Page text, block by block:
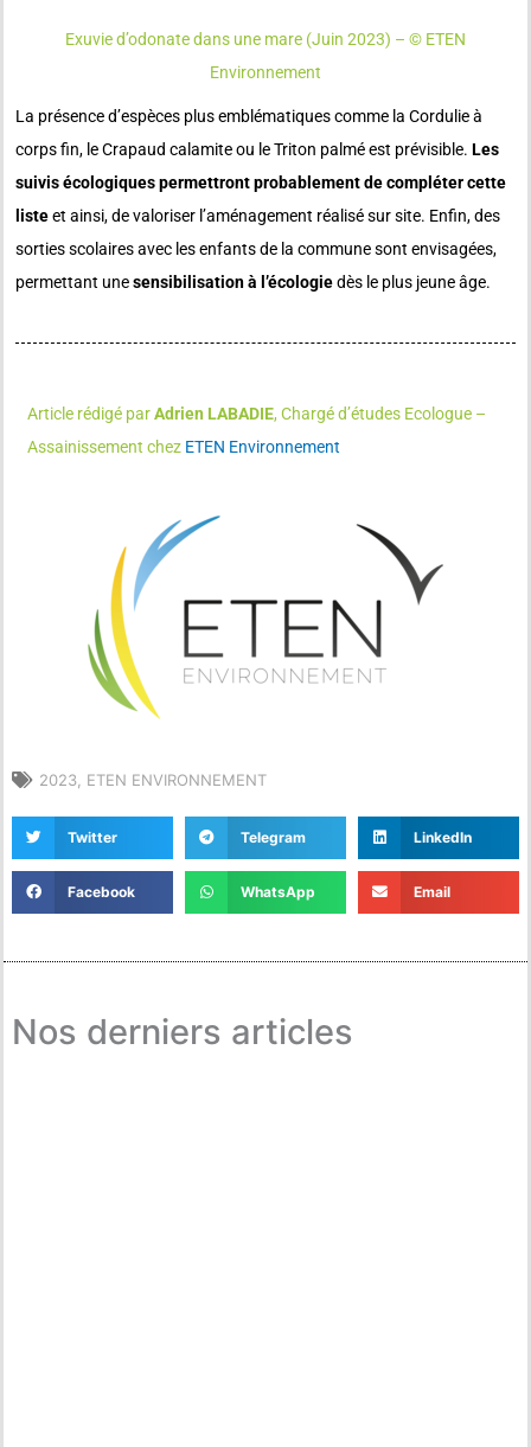
Exuvie d’odonate dans une mare (Juin 2023) – © ETEN
Environnement
La présence d’espèces plus emblématiques comme la Cordulie à
corps fin, le Crapaud calamite ou le Triton palmé est prévisible. Les
suivis écologiques permettront probablement de compléter cette
listeet ainsi, de valoriser l’aménagement réalisé sur site. Enfin, des
sorties scolaires avec les enfants de la commune sont envisagées,
permettant unesensibilisation à l’écologiedès le plus jeune âge.
Article rédigé parAdrien LABADIE, Chargé d’études Ecologue –
Assainissement chez ETEN Environnement
2023, ETEN ENVIRONNEMENT
Twitter Telegram LinkedIn
Facebook WhatsApp Email
Nos derniers articles